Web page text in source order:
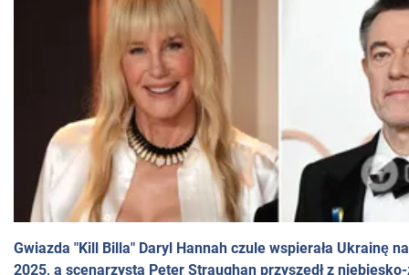
Gwiazda "Kill Billa" Daryl Hannah czule wspierała Ukrainę
2025, a scenarzysta Peter Straughan przyszedł z